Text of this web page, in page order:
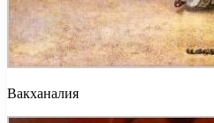
Вакханалия